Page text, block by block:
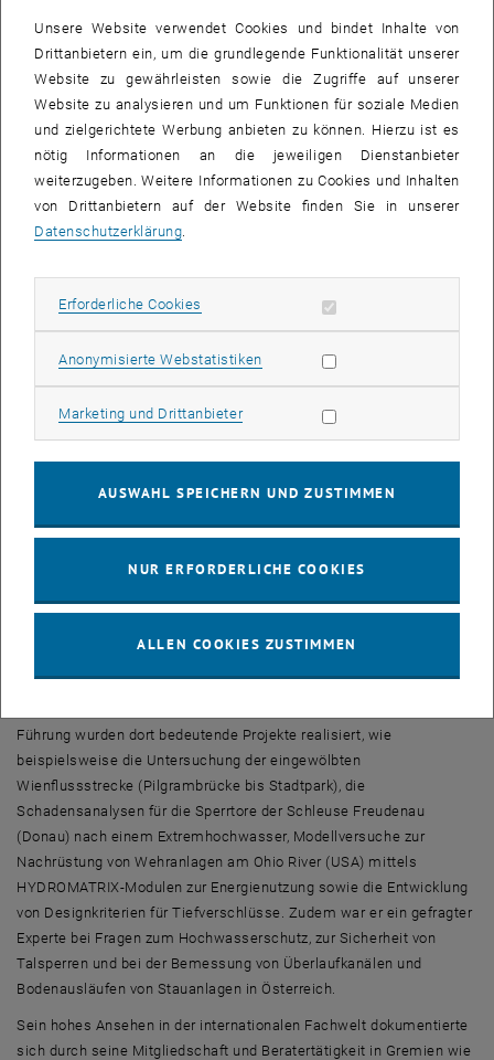
Binnenschifffahrt an das Institut für Wasserbau der TU Wien, das er
von 1998 bis 2004 als Vorstand leitete. Seine Erfahrung aus der
freien Wirtschaft prägte sein Profil als Experte, der komplexe
technische Fragestellungen stets mit dem Blick auf die praktische
Umsetzbarkeit löste.
Professor Drobir vermittelte den Studierenden nicht nur die
theoretischen Grundlagen der Hydraulik, sondern auch die
nachhaltigen Umgang mit der Ressource Wasser. Seine
Vorlesungen – unter anderem über Konstruktiven Wasserbau,
Stahlwasserbau, Verkehrswasserbau, Landschaftswasserbau,
Talsperren und hydraulische Modellversuche – bereicherte er stets
durch zahlreiche Praxisbeispiele. Besonders beliebt waren seine
Exkursionen zu verschiedensten Kraftwerksanlagen und
und Praxis aktiv förderten.
Wissenschaftliche Schwerpunkte seiner Arbeit waren unter
sowie HYDROMATRIX-Module zur Stromerzeugung. Hierüber wurde
Vorträgen berichtet.
Von 1998 bis 2004 war er zudem Direktor des großen
Führung wurden dort bedeutende Projekte realisiert, wie
beispielsweise die Untersuchung der eingewölbten
Wienflussstrecke (Pilgrambrücke bis Stadtpark), die
Schadensanalysen für die Sperrtore der Schleuse Freudenau
(Donau) nach einem Extremhochwasser, Modellversuche zur
Nachrüstung von Wehranlagen am Ohio River (USA) mittels
HYDROMATRIX-Modulen zur Energienutzung sowie die Entwicklung
von Designkriterien für Tiefverschlüsse. Zudem war er ein gefragter
Experte bei Fragen zum Hochwasserschutz, zur Sicherheit von
Talsperren und bei der Bemessung von Überlaufkanälen und
Bodenausläufen von Stauanlagen in Österreich.
Sein hohes Ansehen in der internationalen Fachwelt dokumentierte
sich durch seine Mitgliedschaft und Beratertätigkeit in Gremien wie
Unsere Website verwendet Cookies und bindet Inhalte von
Drittanbietern ein, um die grundlegende Funktionalität unserer
Website zu gewährleisten sowie die Zugriffe auf unserer
Website zu analysieren und um Funktionen für soziale Medien
und zielgerichtete Werbung anbieten zu können. Hierzu ist es
nötig Informationen an die jeweiligen Dienstanbieter
weiterzugeben. Weitere Informationen zu Cookies und Inhalten
von Drittanbietern auf der Website finden Sie in unserer
Datenschutzerklärung
Erforderliche Cookies Erforderliche Cookies zulassen
Anonymisierte WebstatistikenStatistik Cookies zulassen
Marketing und DrittanbieterMarketing Cookies zulassen
AUSWAHL SPEICHERN UND ZUSTIMMEN
NUR ERFORDERLICHE COOKIES
ALLEN COOKIES ZUSTIMMEN